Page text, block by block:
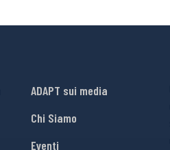
ADAPT sui media
Chi Siamo
Eventi